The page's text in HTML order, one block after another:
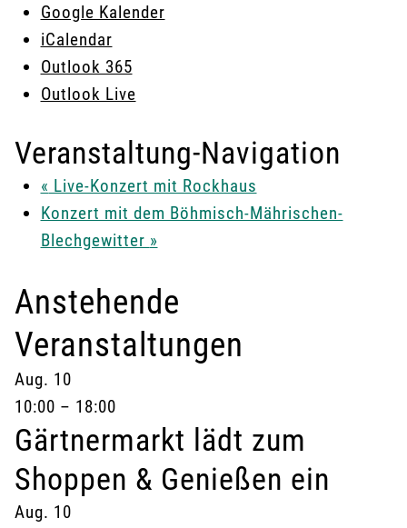
Google Kalender
iCalendar
Outlook 365
Outlook Live
Veranstaltung-Navigation
« Live-Konzert mit Rockhaus
Konzert mit dem Böhmisch-Mährischen-
Blechgewitter »
Anstehende
Veranstaltungen
Aug. 10
10:00 – 18:00
Gärtnermarkt lädt zum
Shoppen & Genießen ein
Aug. 10